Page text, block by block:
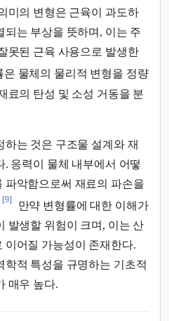
미의 변형은 근육이 과도하
되는 부상을 뜻하며, 이는 주
못된 근육 사용으로 발생한
은 물체의 물리적 변형을 정량
료의 탄성 및 소성 거동을 분
는 것은 구조물 설계와 재
. 응력이 물체 내부에서 어떻
파악함으로써 재료의 파손을
[9]
만약 변형률에 대한 이해가
발생할 위험이 크며, 이는 산
이어질 가능성이 존재한다.
학적 특성을 규명하는 기초적
매우 높다.